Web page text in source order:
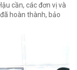
cần, các đơn vị và
hoàn thành, bảo